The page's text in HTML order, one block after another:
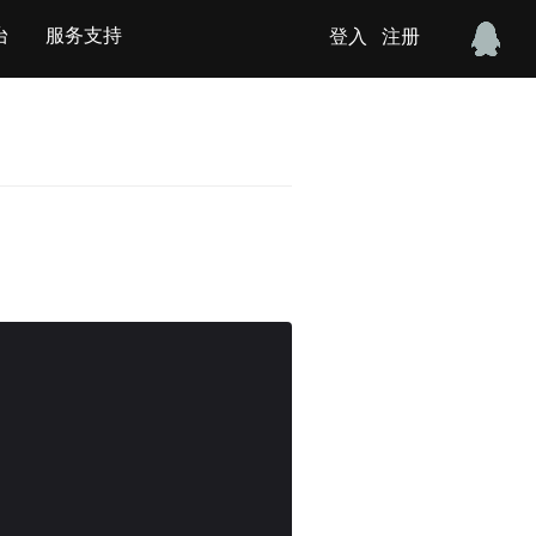
服务支持 登入 注册